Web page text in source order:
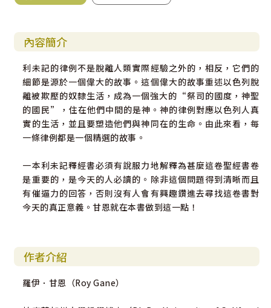
內容簡介
利未記的律例不是脫離人類實際經驗之外的，相反，它們的
細節是源於一個偉大的故事。這個偉大的故事重述以色列脫
離被欺壓的奴隸生活，成為一個強大的“祭司的國度，神聖
的國民”，住在他們中間的是神。神的律例對應以色列人真
實的生活，並且要塑造他們與神同在的生命。由此來看，每
一條律例都是一個精選的故事。
一本利未記釋經書必須有說服力地解釋為甚麼這卷聖經書卷
是重要的，是今天的人必讀的。除非這個問題得到清晰而且
有催逼力的回答，否則沒有人會有興趣鑽進去尋找這卷書對
今天的真正意義。甘恩就在本書做到這一點！
作者介紹
羅伊．甘恩（Roy Gane）